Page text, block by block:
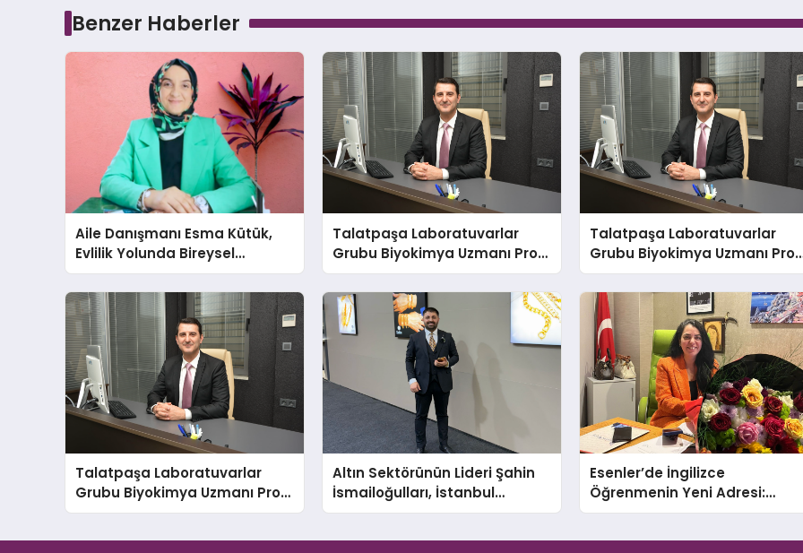
Benzer Haberler
Aile Danışmanı Esma Kütük,
Evlilik Yolunda Bireysel
Farkındalığın ve Sınırların
Gücünü Anlatıyor
Talatpaşa Laboratuvarlar
Grubu Biyokimya Uzmanı Prof.
Dr. Ahmet Var:
Talatpaşa Laboratuvarlar
Grubu Biyokimya Uzmanı
Dr. Ahmet Var:
Talatpaşa Laboratuvarlar
Grubu Biyokimya Uzmanı Prof.
Dr. Ahmet Var:
Altın Sektörünün Lideri Şahin
İsmailoğulları, İstanbul
Mücevher Fuarı’nda Parladı ￼
Esenler’de İngilizce
Öğrenmenin Yeni Adresi:
Büyük Açılış Fırsatıyla %20